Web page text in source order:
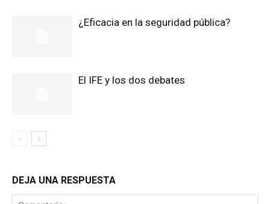
¿Eficacia en la seguridad pública?
El IFE y los dos debates
DEJA UNA RESPUESTA